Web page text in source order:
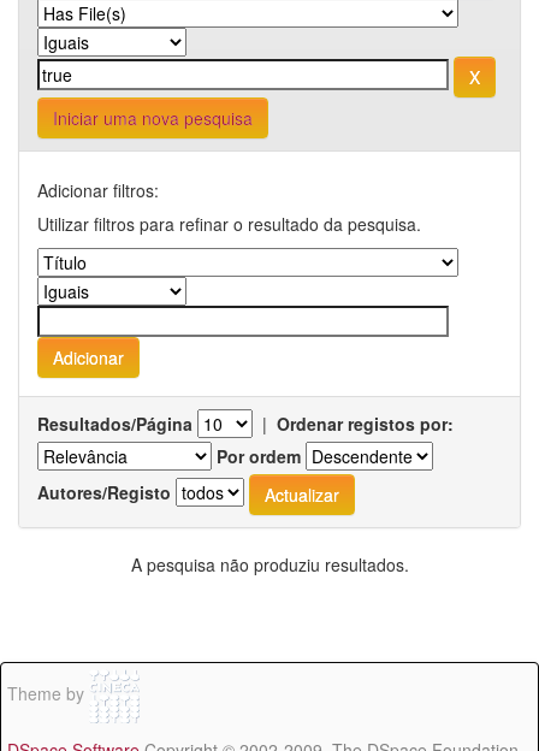
Iniciar uma nova pesquisa
Adicionar filtros:
Utilizar filtros para refinar o resultado da pesquisa.
Resultados/Página | Ordenar registos por:
Por ordem
Autores/Registo
A pesquisa não produziu resultados.
Theme by